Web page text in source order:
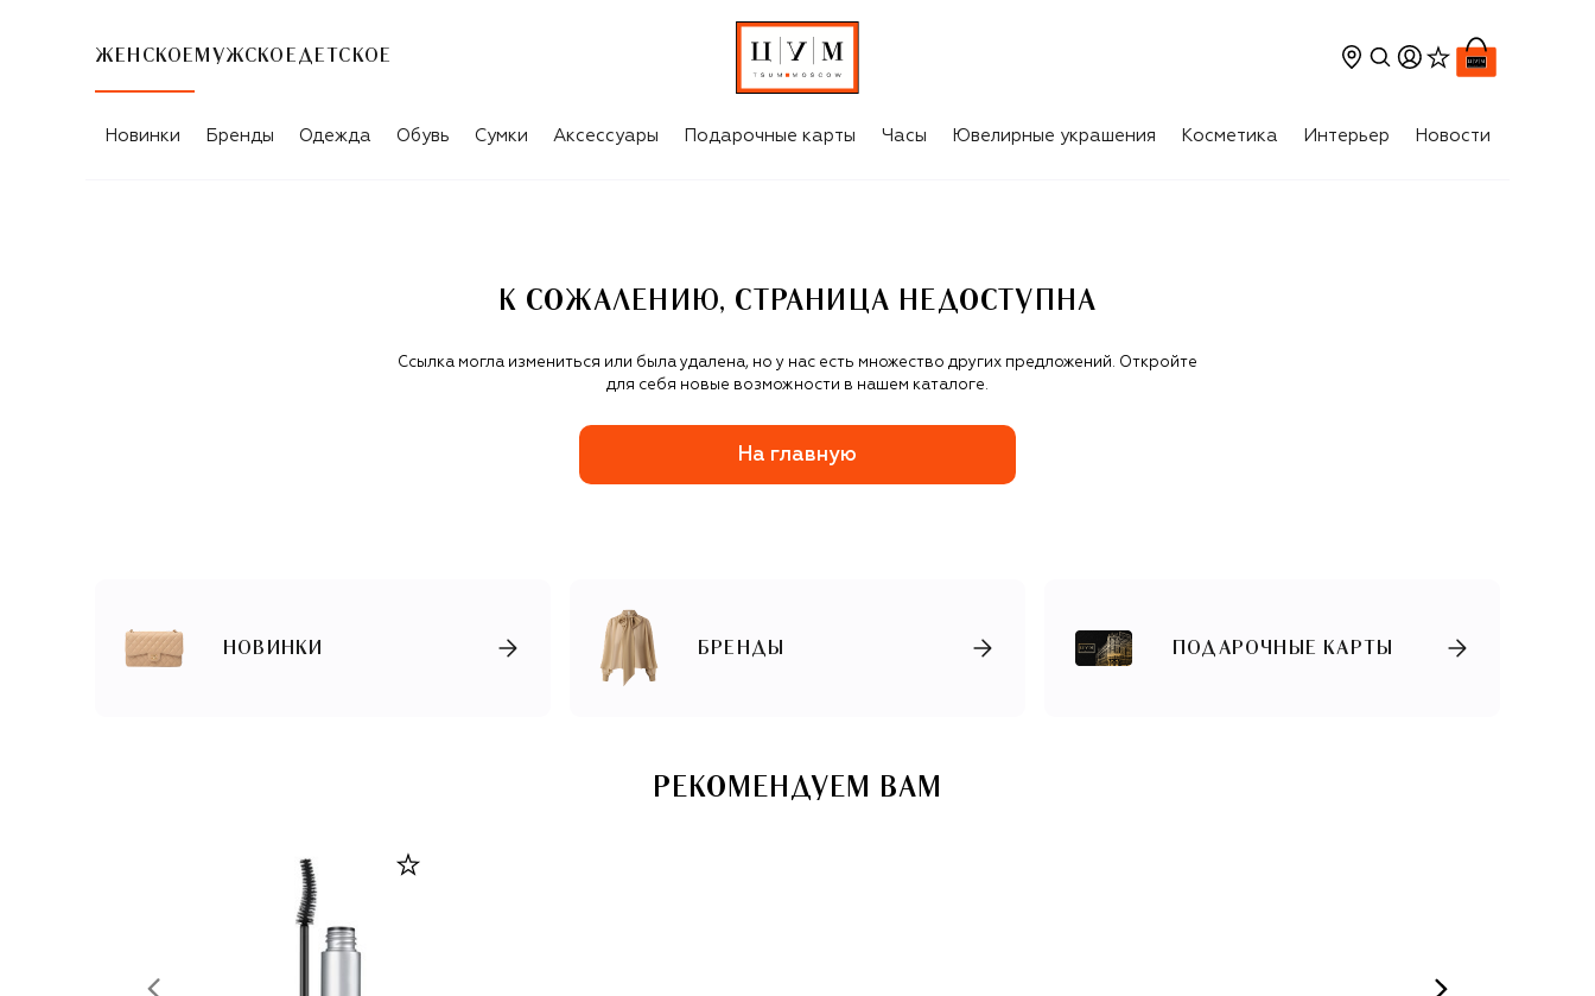
ЖЕНСКОЕ МУЖСКОЕ ДЕТСКОЕ
Новинки Бренды Одежда Обувь Сумки Аксессуары Подарочные карты Часы Ювелирные украшения Косметика Интерьер Новости
К СОЖАЛЕНИЮ, СТРАНИЦА НЕДОСТУПНА
Ссылка могла измениться или была удалена, но у нас есть множество других предложений. Откройте
для себя новые возможности в нашем каталоге.
На главную
НОВИНКИ БРЕНДЫ ПОДАРОЧНЫЕ КАРТЫ
РЕКОМЕНДУЕМ ВАМ